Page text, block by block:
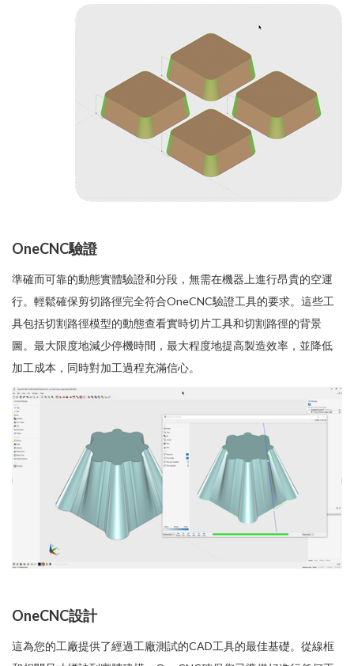
OneCNC驗證
準確而可靠的動態實體驗證和分段，無需在機器上進行昂貴的空運
行。輕鬆確保剪切路徑完全符合OneCNC驗證工具的要求。這些工
具包括切割路徑模型的動態查看實時切片工具和切割路徑的背景
圖。最大限度地減少停機時間，最大程度地提高製造效率，並降低
加工成本，同時對加工過程充滿信心。
OneCNC設計
這為您的工廠提供了經過工廠測試的CAD工具的最佳基礎。從線框